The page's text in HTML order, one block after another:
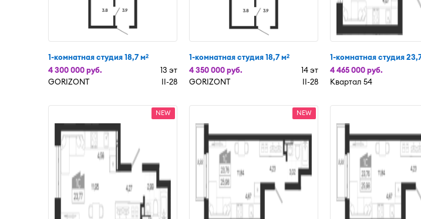
1-комнатная студия 18,7 м2
4 300 000 руб.
13 эт
GORIZONT
II-28
1-комнатная студия 18,7 м2
4 350 000 руб.
14 эт
GORIZONT
II-28
1-комнатная студия
4 465 000 руб.
Квартал 54
NEW NEW